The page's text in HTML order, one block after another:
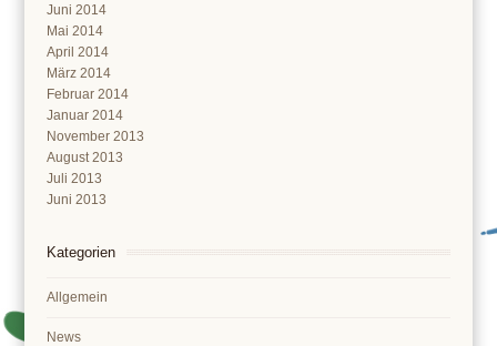
Juni 2014
Mai 2014
April 2014
März 2014
Februar 2014
Januar 2014
November 2013
August 2013
Juli 2013
Juni 2013
Kategorien
Allgemein
News